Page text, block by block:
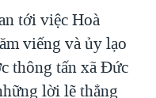
tới việc Hoà
viếng và ủy lạo
thông tấn xã Đức
lời lẽ thẳng